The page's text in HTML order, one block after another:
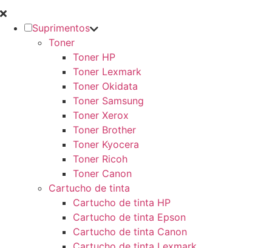
Suprimentos
Toner
Toner HP
Toner Lexmark
Toner Okidata
Toner Samsung
Toner Xerox
Toner Brother
Toner Kyocera
Toner Ricoh
Toner Canon
Cartucho de tinta
Cartucho de tinta HP
Cartucho de tinta Epson
Cartucho de tinta Canon